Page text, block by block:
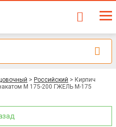
> Российский > Кирпич
М 175-200 ГЖЕЛЬ М-175